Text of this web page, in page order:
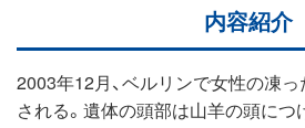
内容紹介
2003年12月、ベルリンで女性の凍っ
される。遺体の頭部は山羊の頭につ